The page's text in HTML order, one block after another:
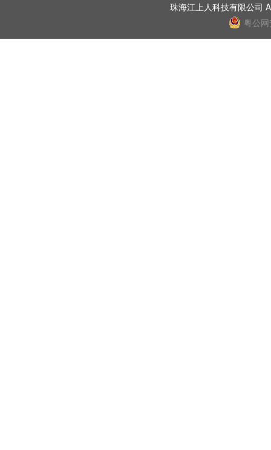
珠海江上人科技有限公司
粤公